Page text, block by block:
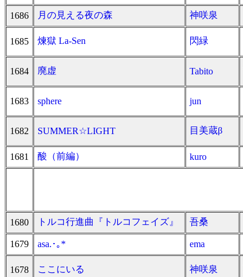
1686 月の見える夜の森 神咲泉
1685 煉獄 La-Sen 閃緑
1684 廃虚 Tabito
1683 sphere jun
1682 SUMMER☆LIGHT 目美蔵β
1681 酸（前編） kuro
1680 トルコ行進曲『トルコフェイズ』 吾桑
1679 asa.･｡* ema
1678 ここにいる 神咲泉